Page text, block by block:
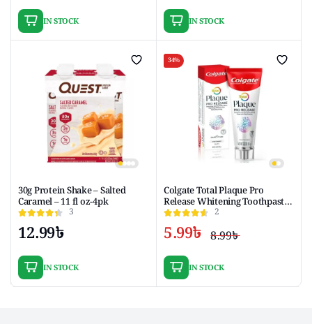
1.99৳ .
0.99৳ .
IN STOCK
11.89৳
IN STOCK
30g Protein Shake – Salted
Caramel – 11 fl oz-4pk
3
12.99৳
IN STOCK
34%
Colgate Total Plaque Pro
Release Whitening Toothpaste,
3 Oz Tube 2
8.99৳
8.99৳ .
5.99৳
5.99৳ .
IN STOCK